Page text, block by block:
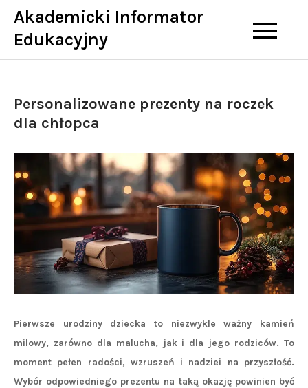
Skip
content
Akademicki Informator
Edukacyjny
Personalizowane prezenty na roczek
dla chłopca
Pierwsze urodziny dziecka to niezwykle ważny kamień
milowy, zarówno dla malucha, jak i dla jego rodziców. To
moment pełen radości, wzruszeń i nadziei na przyszłość.
Wybór odpowiedniego prezentu na taką okazję powinien być